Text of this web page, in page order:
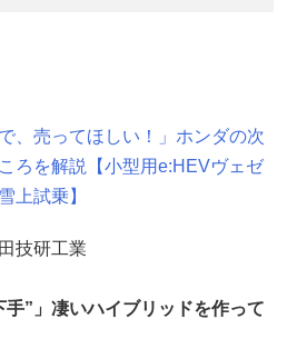
、売ってほしい！」ホンダの次
ろを解説【小型用e:HEVヴェゼ
上試乗】
技研工業
手”」凄いハイブリッドを作って